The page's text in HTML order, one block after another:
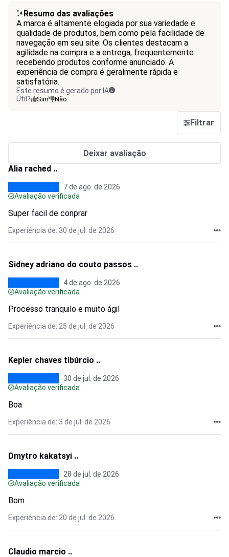
Resumo das avaliações
A marca é altamente elogiada por sua variedade e
qualidade de produtos, bem como pela facilidade de
navegação em seu site. Os clientes destacam a
agilidade na compra e a entrega, frequentemente
recebendo produtos conforme anunciado. A
experiência de compra é geralmente rápida e
satisfatória.
Este resumo é gerado por IA
Útil?
Sim Não
Filtrar
Deixar avaliação
Alia rached ..
7 de ago. de 2026
Avaliação verificada
Super facil de conprar
Experiência de: 30 de jul. de 2026
Sidney adriano do couto passos ..
4 de ago. de 2026
Avaliação verificada
Processo tranquilo e muito ágil
Experiência de: 25 de jul. de 2026
Kepler chaves tibúrcio ..
30 de jul. de 2026
Avaliação verificada
Boa
Experiência de: 3 de jul. de 2026
Dmytro kakatsyi ..
28 de jul. de 2026
Avaliação verificada
Bom
Experiência de: 20 de jul. de 2026
Claudio marcio ..